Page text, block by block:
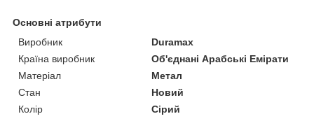
Основні атрибути
Виробник
Duramax
Країна виробник
Об'єднані Арабські Емірати
Матеріал
Метал
Стан
Новий
Колір
Сірий